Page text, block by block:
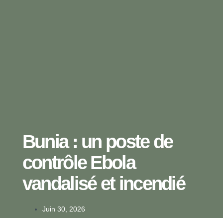
Bunia : un poste de
contrôle Ebola
vandalisé et incendié
Juin 30, 2026